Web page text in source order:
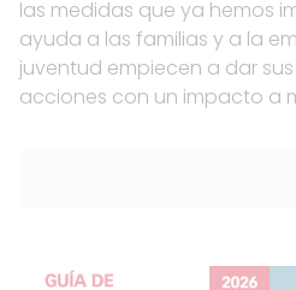
las medidas que ya hemos
ayuda a las familias y a la
juventud empiecen a dar
acciones con un impacto a